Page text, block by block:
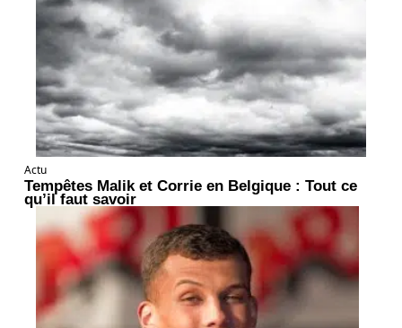
Actu
Tempêtes Malik et Corrie en Belgique : Tout ce
qu’il faut savoir